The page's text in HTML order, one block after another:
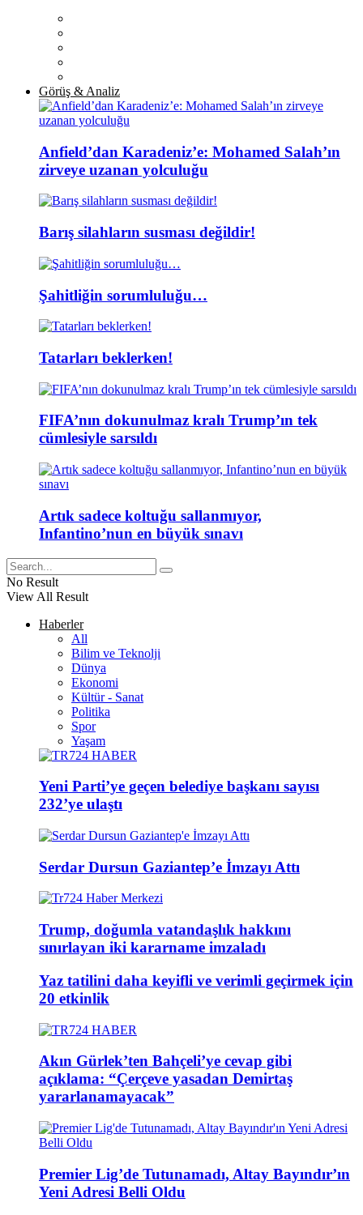
Görüş & Analiz
Anfield’dan Karadeniz’e: Mohamed Salah’ın
zirveye uzanan yolculuğu
Barış silahların susması değildir!
Şahitliğin sorumluluğu…
Tatarları beklerken!
FIFA’nın dokunulmaz kralı Trump’ın tek
cümlesiyle sarsıldı
Artık sadece koltuğu sallanmıyor,
Infantino’nun en büyük sınavı
No Result
View All Result
Haberler
All
Bilim ve Teknolji
Dünya
Ekonomi
Kültür - Sanat
Politika
Spor
Yaşam
Yeni Parti’ye geçen belediye başkanı sayısı
232’ye ulaştı
Serdar Dursun Gaziantep’e İmzayı Attı
Trump, doğumla vatandaşlık hakkını
sınırlayan iki kararname imzaladı
Yaz tatilini daha keyifli ve verimli geçirmek için
20 etkinlik
Akın Gürlek’ten Bahçeli’ye cevap gibi
açıklama: “Çerçeve yasadan Demirtaş
yararlanamayacak”
Premier Lig’de Tutunamadı, Altay Bayındır’ın
Yeni Adresi Belli Oldu